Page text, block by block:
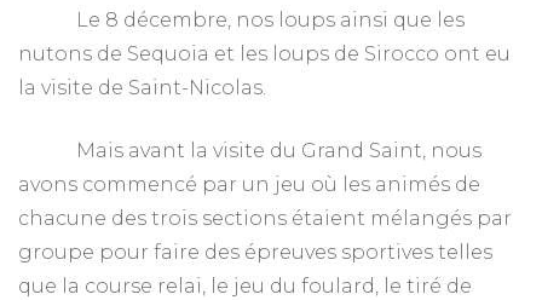
Le 8 décembre, nos loups ainsi que les
nutons de Sequoia et les loups de Sirocco ont eu
la visite de Saint-Nicolas.
Mais avant la visite du Grand Saint, nous
avons commencé par un jeu où les animés de
chacune des trois sections étaient mélangés par
groupe pour faire des épreuves sportives telles
que la course relai, le jeu du foulard, le tiré de